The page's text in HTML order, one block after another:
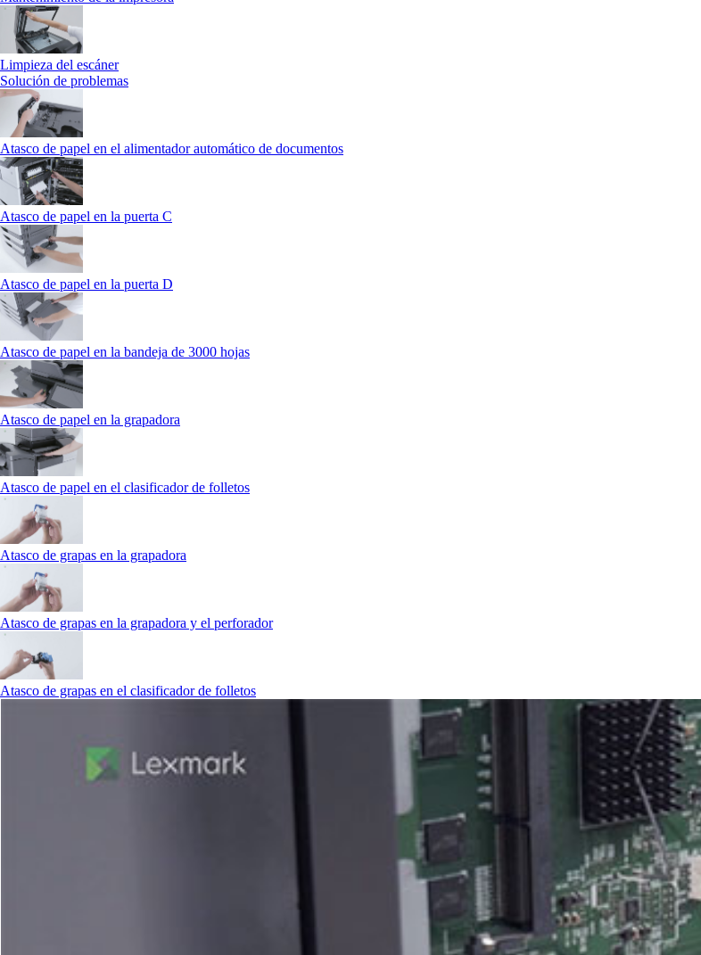
Limpieza del escáner
Solución de problemas
Atasco de papel en el alimentador automático de documentos
Atasco de papel en la puerta C
Atasco de papel en la puerta D
Atasco de papel en la bandeja de 3000 hojas
Atasco de papel en la grapadora
Atasco de papel en el clasificador de folletos
Atasco de grapas en la grapadora
Atasco de grapas en la grapadora y el perforador
Atasco de grapas en el clasificador de folletos